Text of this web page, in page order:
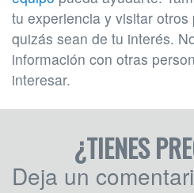
tu experiencia y visitar
quizás sean de tu interés.
información con otras
interesar.
¿TIENES
Deja un